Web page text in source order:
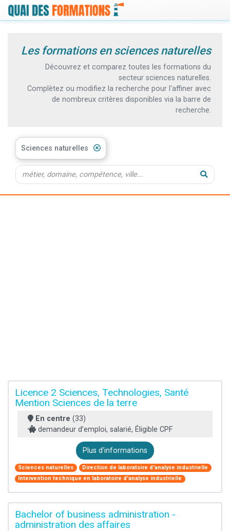
Les formations en sciences naturelles
Découvrez et comparez toutes les formations du
secteur sciences naturelles.
Complètez ou modifiez la recherche pour l'affiner avec
de nombreux critères disponibles via la barre de
recherche.
Sciences naturelles
Licence 2 Sciences, Technologies, Santé
Mention Sciences de la terre
En centre (33)
demandeur d’emploi, salarié, Éligible CPF
Plus d'informations
Sciences naturelles
Direction de laboratoire d'analyse industrielle
Intervention technique en laboratoire d'analyse industrielle
Bachelor of business administration -
administration des affaires